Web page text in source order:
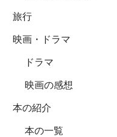
旅行
映画・ドラマ
ドラマ
映画の感想
本の紹介
本の一覧